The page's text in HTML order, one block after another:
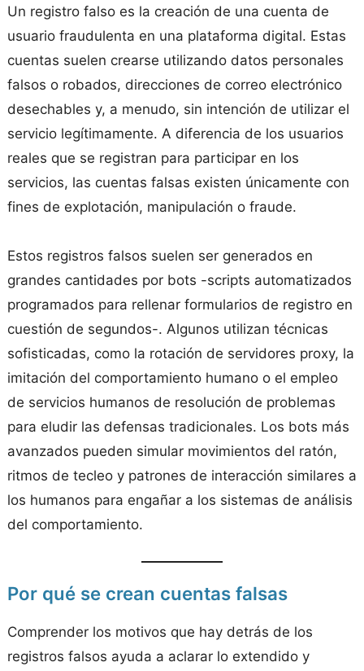
Un registro falso es la creación de una cuenta de
usuario fraudulenta en una plataforma digital. Estas
cuentas suelen crearse utilizando datos personales
falsos o robados, direcciones de correo electrónico
desechables y, a menudo, sin intención de utilizar el
servicio legítimamente. A diferencia de los usuarios
reales que se registran para participar en los
servicios, las cuentas falsas existen únicamente con
fines de explotación, manipulación o fraude.
Estos registros falsos suelen ser generados en
grandes cantidades por bots -scripts automatizados
programados para rellenar formularios de registro en
cuestión de segundos-. Algunos utilizan técnicas
sofisticadas, como la rotación de servidores proxy, la
imitación del comportamiento humano o el empleo
de servicios humanos de resolución de problemas
para eludir las defensas tradicionales. Los bots más
avanzados pueden simular movimientos del ratón,
ritmos de tecleo y patrones de interacción similares a
los humanos para engañar a los sistemas de análisis
del comportamiento.
Por qué se crean cuentas falsas
Comprender los motivos que hay detrás de los
registros falsos ayuda a aclarar lo extendido y